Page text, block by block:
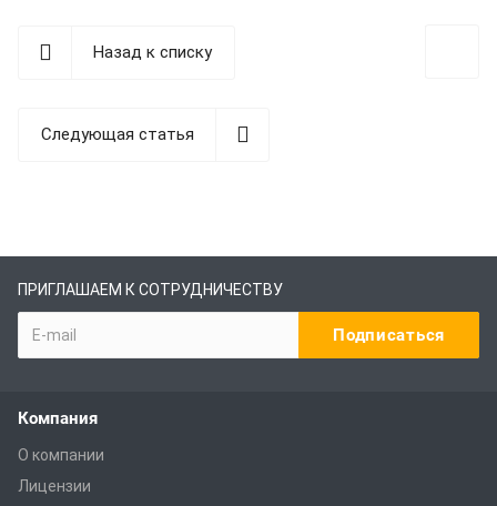
Назад к списку
Следующая статья
ПРИГЛАШАЕМ К СОТРУДНИЧЕСТВУ
Компания
О компании
Лицензии